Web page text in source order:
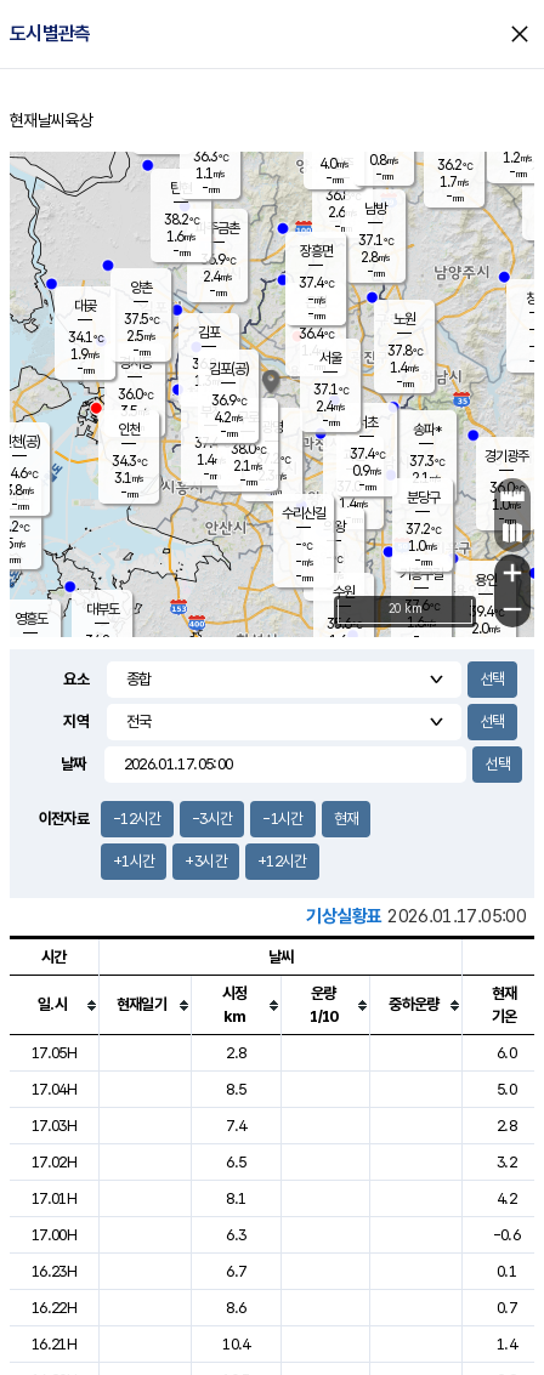
도시별관측 close
홈
현재날씨 육상
의도
℃
m/s
mm
영흥도
양주
36.8℃
2.6
-mm
과천
37.0℃
1.4m/s
- mm
용인
39.4℃
2.0m/s
경기광주
36.0℃
1.0m/s
-mm
3.0m/s
대부도
34.8
경서동
36.0℃
3.5 m/s
-mm
파주금촌
36.9℃
2.4m/s
-mm
36.2℃
1.7m/s
-mm
대곶
34.1℃
1.9m/s
-mm
창
-
-m/
-
탄현
38.2℃
1.6m/s
-mm
1.2m/s
-mm
의왕
- ℃
m/s
mm
김포
36.8℃
1.3 m/s
mm
광명
37.2 ℃
2.3 m/s
-mm
부천
37.4℃
1.4m/s
-mm
양촌
37.5℃
2.5m/s
-mm
구로
38.0℃
2.1 m/s
-mm
은평
36.4℃
1.4 m/s
- mm
노원
37.8℃
1.4m/s
-mm
송파*
37.3℃
2.1 m/s
-mm
서초
37.4℃
0.9m/s
-mm
남방
37.1℃
2.8m/s
-mm
기흥구갈
37.6℃
1.6m/s
-
수리산길
-℃
-m/s
-mm
분당구
37.2℃
1.0m/s
-mm
장흥면
37.4℃
-m/s
-mm
4.0m/s
-mm
인천(공)
34.6℃
3.8m/s
-mm
김포(공)
36.9℃
4.2m/s
-mm
수원
35.6℃
1.6 m/s
인천
34.3℃
3.1 m/s
-mm
서울
37.1℃
2.4m/s
-mm
36.3℃
1.1 m/s
-mm
0.8m/s
-mm
+
−
20 km
요소
지역
날짜
이전자료 -12시간 -3시간 -1시간 현재
+1시간 +3시간 +12시간
기상실황표 2026.01.17.05:00
도시별 기상실황표로 지점, 날씨, 기온, 강수, 바람, 기압등을 안내한 표입
시간 날씨
일.시 현재일기
시정
km
운량
1/10
중하운량
현재
기온
17.05H
2.8
6.0
17.04H
8.5
5.0
17.03H
7.4
2.8
17.02H
6.5
3.2
17.01H
8.1
4.2
17.00H
6.3
-0.6
16.23H
6.7
0.1
16.22H
8.6
0.7
16.21H
10.4
1.4